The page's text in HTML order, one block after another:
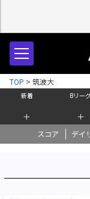
新着
＋
Bリー
＋
スコア デイ
TOP > 筑波大